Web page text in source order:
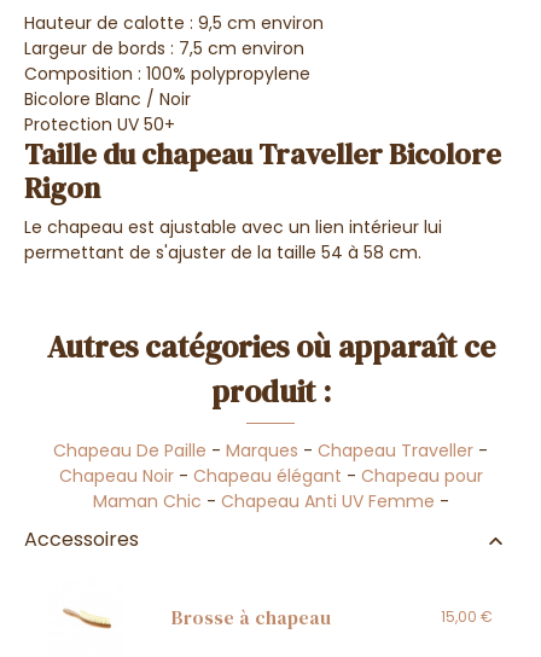
Hauteur de calotte : 9,5 cm environ
Largeur de bords : 7,5 cm environ
Composition : 100% polypropylene
Bicolore Blanc / Noir
Protection UV 50+
Taille du chapeau Traveller Bicolore
Rigon
Le chapeau est ajustable avec un lien intérieur lui
permettant de s'ajuster de la taille 54 à 58 cm.
Autres catégories où apparaît ce
produit :
Chapeau De Paille - Marques - Chapeau Traveller -
Chapeau Noir - Chapeau élégant - Chapeau pour
Maman Chic - Chapeau Anti UV Femme -
Accessoires
Brosse à chapeau 15,00 €